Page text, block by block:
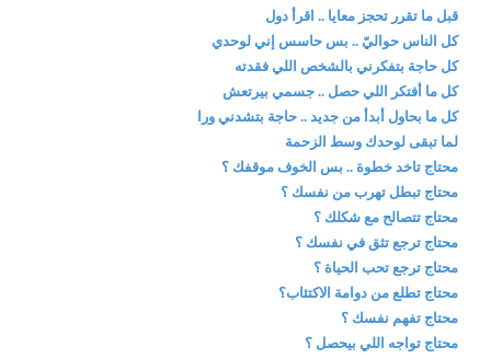
قبل ما تقرر تحجز معايا .. اقرأ دول
كل الناس حواليّ .. بس حاسس إني لوحدي
كل حاجة بتفكرني بالشخص اللي فقدته
كل ما أفتكر اللي حصل .. جسمي بيرتعش
كل ما بحاول أبدأ من جديد .. حاجة بتشدني ورا
لما تبقى لوحدك وسط الزحمة
محتاج تاخد خطوة .. بس الخوف موقفك ؟
محتاج تبطل تهرب من نفسك ؟
محتاج تتصالح مع شكلك ؟
محتاج ترجع تثق في نفسك ؟
محتاج ترجع تحب الحياة ؟
محتاج تطلع من دوامة الاكتئاب؟
محتاج تفهم نفسك ؟
محتاج تواجه اللي بيحصل ؟